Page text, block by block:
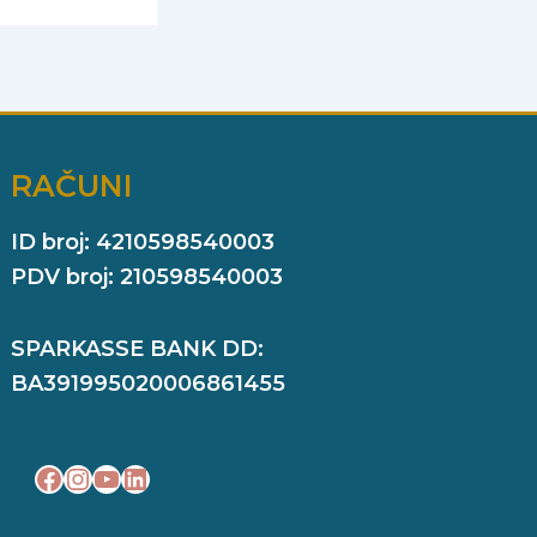
RAČUNI
ID broj: 4210598540003
PDV broj: 210598540003
SPARKASSE BANK DD:
BA391995020006861455
Facebook
Instagram
YouTube
LinkedIn